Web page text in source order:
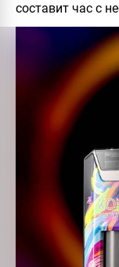
составит час с